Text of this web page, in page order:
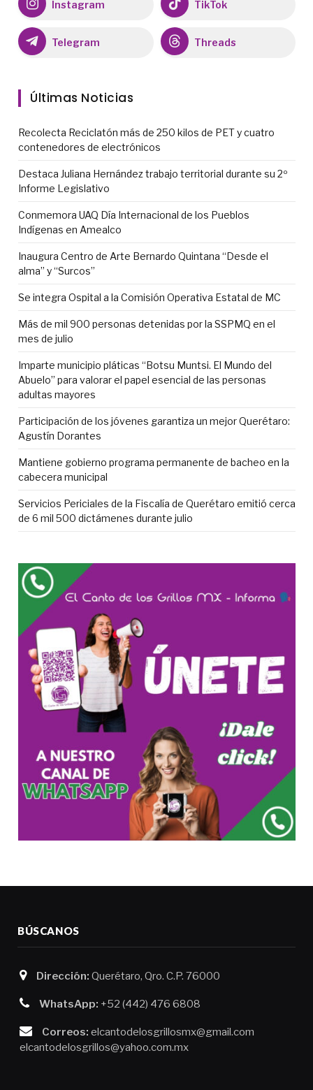
Instagram TikTok
Telegram Threads
Últimas Noticias
Recolecta Reciclatón más de 250 kilos de PET y cuatro
contenedores de electrónicos
Destaca Juliana Hernández trabajo territorial durante su 2º
Informe Legislativo
Conmemora UAQ Día Internacional de los Pueblos
Indígenas en Amealco
Inaugura Centro de Arte Bernardo Quintana “Desde el
alma” y “Surcos”
Se integra Ospital a la Comisión Operativa Estatal de MC
Más de mil 900 personas detenidas por la SSPMQ en el
mes de julio
Imparte municipio pláticas “Botsu Muntsi. El Mundo del
Abuelo” para valorar el papel esencial de las personas
adultas mayores
Participación de los jóvenes garantiza un mejor Querétaro:
Agustín Dorantes
Mantiene gobierno programa permanente de bacheo en la
cabecera municipal
Servicios Periciales de la Fiscalía de Querétaro emitió cerca
de 6 mil 500 dictámenes durante julio
BÚSCANOS
Dirección: Querétaro, Qro. C.P. 76000
WhatsApp: +52 (442) 476 6808
Correos: elcantodelosgrillosmx@gmail.com
elcantodelosgrillos@yahoo.com.mx